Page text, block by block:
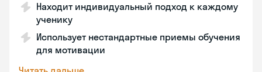
Находит индивидуальный подход к каждому
ученику
Использует нестандартные приемы обучения
для мотивации